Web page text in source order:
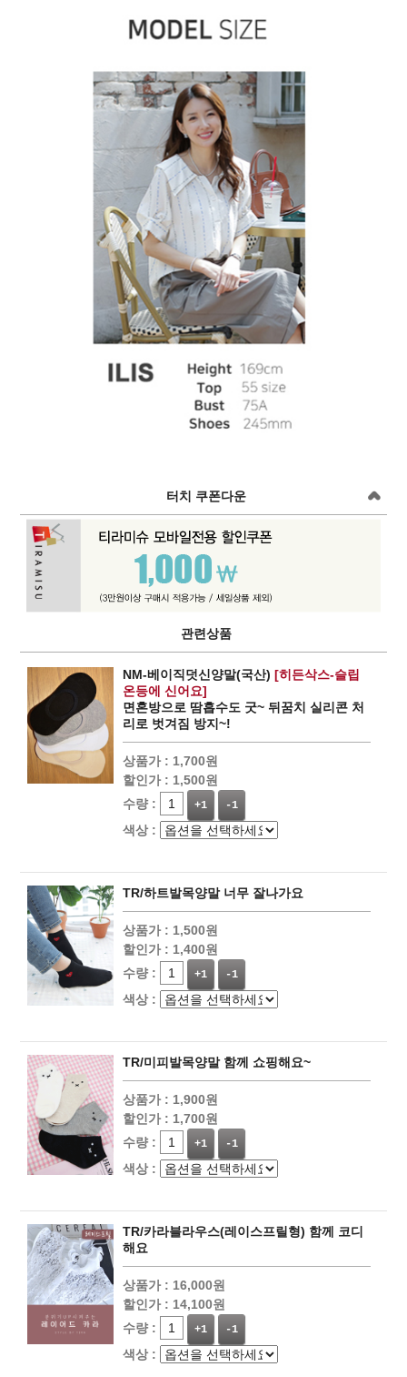
터치 쿠폰다운
관련상품
NM-베이직덧신양말(국산) [히든삭스-슬립
온등에 신어요]
면혼방으로 땀흡수도 굿~ 뒤꿈치 실리콘 처
리로 벗겨짐 방지~!
상품가 : 1,700원
할인가 : 1,500원
수량 :
+1 -1
색상 :
TR/하트발목양말 너무 잘나가요
상품가 : 1,500원
할인가 : 1,400원
수량 :
+1 -1
색상 :
TR/미피발목양말 함께 쇼핑해요~
상품가 : 1,900원
할인가 : 1,700원
수량 :
+1 -1
색상 :
TR/카라블라우스(레이스프릴형) 함께 코디
해요
상품가 : 16,000원
할인가 : 14,100원
수량 :
+1 -1
색상 :